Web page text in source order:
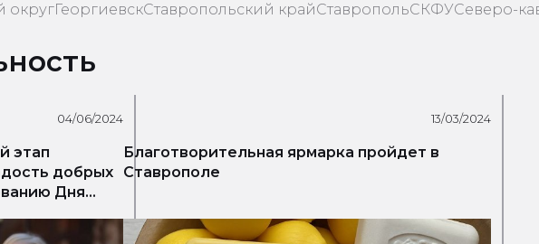
округГеоргиевскСтавропольский крайСтавропольСКФУСеверо-
04/06/2024
этап
добрых
Дня
13/03/2024
Благотворительная ярмарка пройдет в
Ставрополе